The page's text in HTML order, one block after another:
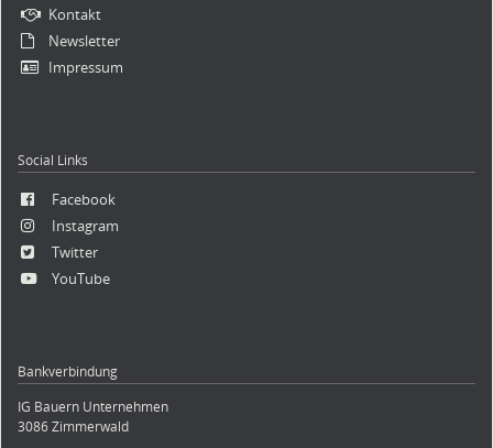
Kontakt
Newsletter
Impressum
Social Links
Facebook
Instagram
Twitter
YouTube
Bankverbindung
IG Bauern Unternehmen
3086 Zimmerwald